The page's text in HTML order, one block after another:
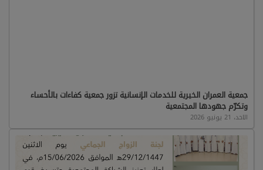
جمعية العمران الخيرية للخدمات الإنسانية تزور جمعية كفاءات بالأحساء
وتكرّم جهودها المجتمعية
الاحد، 21 يونيو 2026